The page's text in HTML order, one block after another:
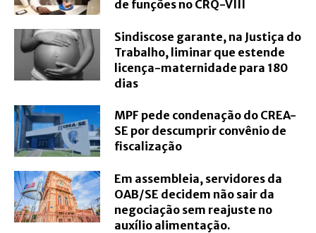
de funções no CRQ-VIII
Sindiscose garante, na Justiça do
Trabalho, liminar que estende
licença-maternidade para 180
dias
MPF pede condenação do CREA-
SE por descumprir convênio de
fiscalização
Em assembleia, servidores da
OAB/SE decidem não sair da
negociação sem reajuste no
auxílio alimentação.